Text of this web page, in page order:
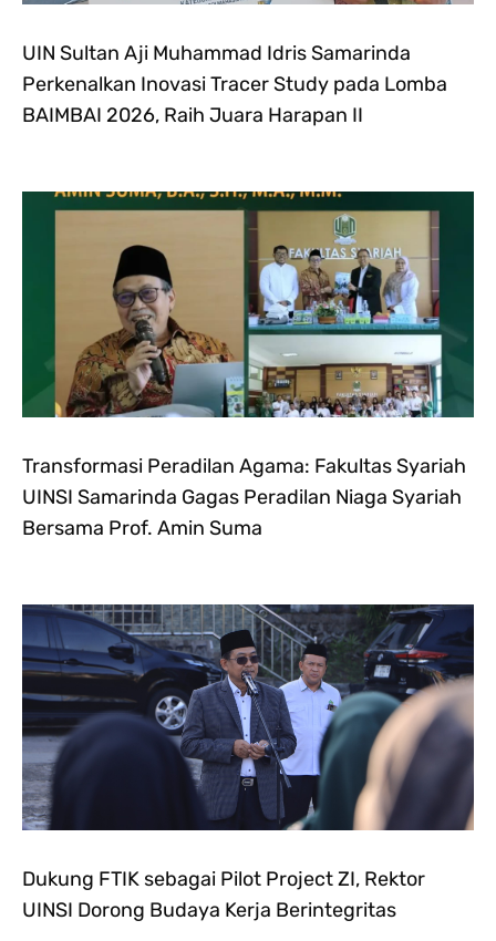
UIN Sultan Aji Muhammad Idris Samarinda
Perkenalkan Inovasi Tracer Study pada Lomba
BAIMBAI 2026, Raih Juara Harapan II
Transformasi Peradilan Agama: Fakultas Syariah
UINSI Samarinda Gagas Peradilan Niaga Syariah
Bersama Prof. Amin Suma
Dukung FTIK sebagai Pilot Project ZI, Rektor
UINSI Dorong Budaya Kerja Berintegritas